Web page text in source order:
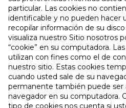
particular. Las cookies no
identificable y no pueden hacer
recopilar información de su
visualiza nuestro Sitio nosotros
“cookie” en su computadora.
utilizan con fines como el de
nuestro sitio. Estas cookies
cuando usted sale de su
permanente también puede ser
navegador en su computadora.